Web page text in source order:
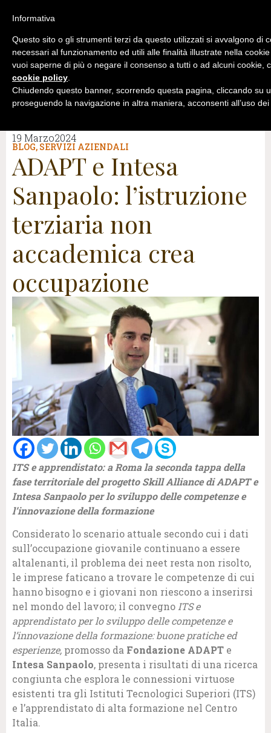
19 Marzo2024
BLOG, SERVIZI AZIENDALI
ADAPT e Intesa
Sanpaolo: l’istruzione
terziaria non
accademica crea
occupazione
ITS e apprendistato: a Roma la seconda tappa della
fase territoriale del progetto Skill Alliance di ADAPT e
Intesa Sanpaolo per lo sviluppo delle competenze e
l’innovazione della formazione
Considerato lo scenario attuale secondo cui i dati
sull’occupazione giovanile continuano a essere
altalenanti, il problema dei neet resta non risolto,
le imprese faticano a trovare le competenze di cui
hanno bisogno e i giovani non riescono a inserirsi
nel mondo del lavoro; il convegno ITS e
apprendistato per lo sviluppo delle competenze e
l’innovazione della formazione: buone pratiche ed
esperienze, promosso da Fondazione ADAPT e
Intesa Sanpaolo, presenta i risultati di una ricerca
congiunta che esplora le connessioni virtuose
esistenti tra gli Istituti Tecnologici Superiori (ITS)
e l’apprendistato di alta formazione nel Centro
Italia.
Informativa
Questo sito o gli strumenti terzi da questo utilizzati si avvalgono di
necessari al funzionamento ed utili alle finalità illustrate nella
vuoi saperne di più o negare il consenso a tutti o ad alcuni cookie,
cookie policy.
Chiudendo questo banner, scorrendo questa pagina, cliccando su
proseguendo la navigazione in altra maniera, acconsenti all’uso